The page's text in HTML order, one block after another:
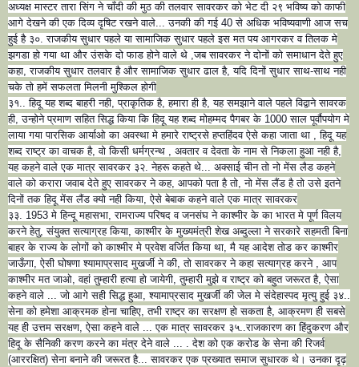
अध्यक्ष मास्टर तारा सिंग ने चाँदी की मुठ की तलवार सावरकर को भेट दी २९ भविष्य को काफी
आगे देखने की एक दिव्य दृषिट रखने वाले... उनकी की गई 40 से अधिक भविष्यवाणी आज सच
हुई है ३०. राजकीय सुधार पहले या सामाजिक सुधार पहले इस मत पय आगरकर व तिलक मे
झगडा हो गया था और उंसके दो फाड होने वाले थे ,जब सावरकर ने दोनों को समाधान देते हुए
कहा, राजकीय सुधार तलवार है और सामाजिक सुधार ढाल है, यदि दिनों सुधार साथ-साथ नही
चके तो हमें सफलता मिलनी मुश्किल होगी
३१.. हिदू यह शब्द बाहरी नही, प्राकृतिक है, हमारा ही है, यह समझाने वाले पहले विद्वाने सावरक
ही, उन्होने प्रमाण सहित सिद्ध किया कि हिदू यह शब्द मोहम्मद पैगबर के 1000 साल पूर्वौपयोग मे
लाया गया पारसिक आर्याओ का अवस्था मे हमारे राष्ट्रसे हप्तहिंदव ऐसे कहा जाता था , हिदू यह
शब्द राष्ट्र का वाचक है, वो किसी धर्मग्रन्थ , अवतार व देवता के नाम से निकला हुआ नही है,
यह कहने वाले एक मात्र सावरकर ३२. नेहरू कहते थे... अक्साई चीन तो नो मेंस लैड कहने
वाले को करारा जवाब देते हुए सावरकर ने कह, आपको पता है तो, नो मेंस लैंड है तो उसे इतने
दिनों तक हिदू मेंस लैंड क्यो नही किया, ऐसे बेबाक कहने वाले एक मात्र सावरकर
३३. 1953 मे हिन्दू महासभा, रामराज्य परिषद व जनसंघ ने काश्मीर के का भारत मे पूर्ण विलय
करने हेतु, संयुक्त सत्याग्रह किया, काश्मीर के मुख्यमंत्री शेख अब्दुल्ला ने सरकारे सहमती बिना
बाहर के राज्य के लोगों को काश्मीर मे प्रवेश वर्जित किया था, मै यह आदेश तोड कर काश्मीर
जाऊँगा, ऐसी घोषणा श्यामाप्रसाद मुखर्जी ने की, तो सावरकर ने कहा सत्याग्रह करने , आप
काश्मीर मत जाओ, वहां तुम्हारी हत्या हो जायेगी, तुम्हारी मुझे व राष्ट्र को बहुत जरूरत है, ऐसा
कहने वाले ... जो आगे सही सिद्ध हुआ, श्यामाप्रसाद मुखर्जी की जेल मे संदेहास्पद मृत्यु हुई ३४..
सेना को हमेशा आक्रमक होना चाहिए, तभी राष्ट्र का सरक्षण हो सकता है, आक्रमण ही सबसे
यह ही उत्तम सरक्षण, ऐसा कहने वाले ... एक मात्र सावरकर ३५..राजकारण का हिंदुकरण और
हिदू के सैनिकी करण करने का मंत्र देने वाले ... . देश को एक करोड के सेना की रिजर्व
(आररक्षित) सेना बनाने की जरूरत है... सावरकर एक प्रख्यात समाज सुधारक थे। उनका दृढ़